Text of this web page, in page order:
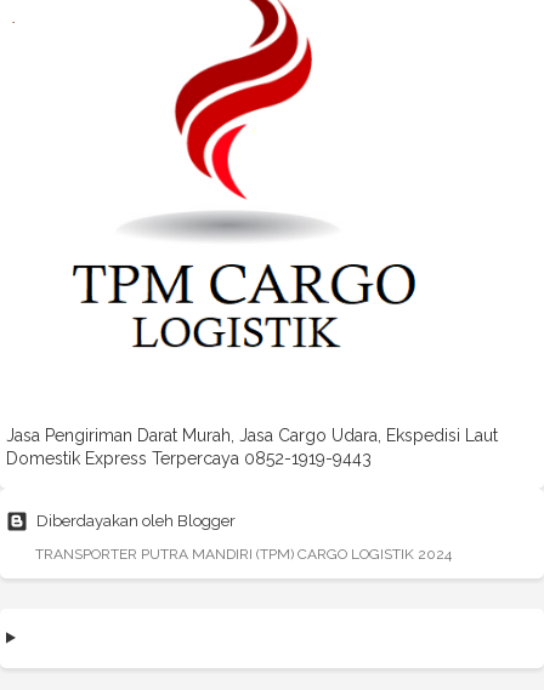
Jasa Pengiriman Darat Murah, Jasa Cargo Udara, Ekspedisi Laut
Domestik Express Terpercaya 0852-1919-9443
Diberdayakan oleh Blogger
TRANSPORTER PUTRA MANDIRI (TPM) CARGO LOGISTIK 2024